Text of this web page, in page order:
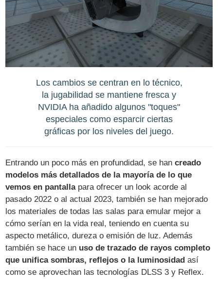
Los cambios se centran en lo técnico,
la jugabilidad se mantiene fresca y
NVIDIA ha añadido algunos "toques"
especiales como esparcir ciertas
gráficas por los niveles del juego.
Entrando un poco más en profundidad, se hancreado
modelos más detallados de la mayoría de lo que
vemos en pantallapara ofrecer un look acorde al
pasado 2022 o al actual 2023, también se han mejorado
los materiales de todas las salas para emular mejor a
cómo serían en la vida real, teniendo en cuenta su
aspecto metálico, dureza o emisión de luz. Además
también se hace un uso de trazado de rayos completo
que unifica sombras, reflejos o la luminosidad así
como se aprovechan las tecnologías DLSS 3 y Reflex.